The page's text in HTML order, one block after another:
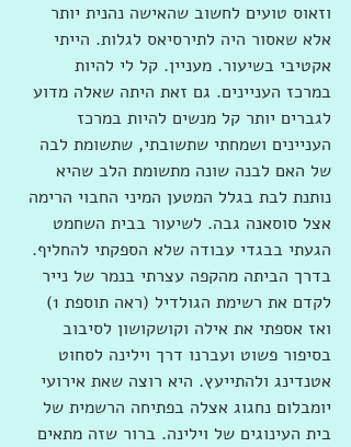
וזאוס טועים לחשוב שהאישה נהנית יותר
אלא שאסור היה לתירסיאס לגלות. הייתי
אקטיבי בשיעור. מעניין. קל לי להיות
במרכז העניינים. גם זאת היתה שאלה מדוע
לגברים יותר קל מנשים להיות במרכז
העניינים ושמחתי שתשובתי, שתשומת לבה
של האם לבנה שונה מתשומת הלב שהיא
נותנת לבת בגלל המטען המיני החבוי הרימה
אצל סוסאנה גבה. לשיעור בבית השחמט
הגעתי בבגדי עבודה שלא הספקתי להחליף.
בדרך הביתה מהקפה עצרתי בנמר של נייר
לקדם את רשימת הגולדיל (ראה תוספת 1)
ואז אספתי את אילה וקושקושון לסיבוב
בסיפור פשוט ועברנו דרך וילינה לסחוט
אטנדינג ולהתייעץ. היא רוצה שאת אירועי
יומבלום נחגוג אצלה בפתיחה הרשמית של
בית העינוגים של וילינה. ברור שזה מתאים